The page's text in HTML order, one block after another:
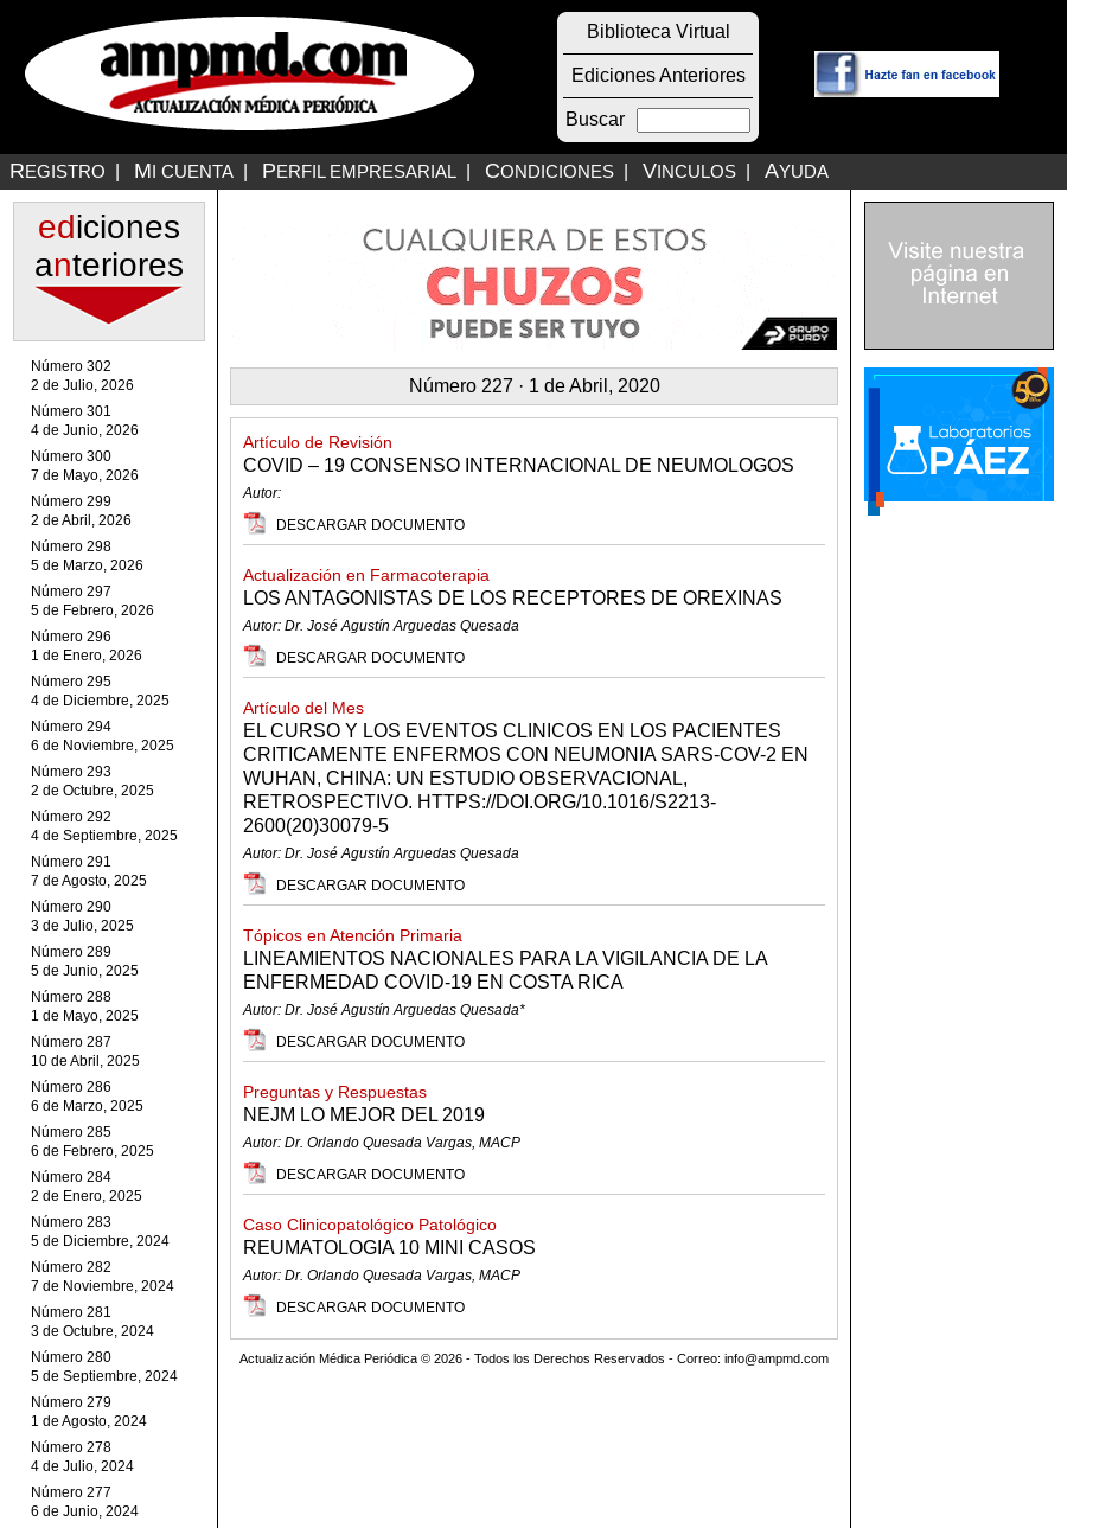
Biblioteca Virtual
Ediciones Anteriores
Buscar
REGISTRO MI CUENTA PERFIL EMPRESARIAL CONDICIONES VINCULOS AYUDA
ediciones
anteriores
Número 302
2 de Julio, 2026
Número 301
4 de Junio, 2026
Número 300
7 de Mayo, 2026
Número 299
2 de Abril, 2026
Número 298
5 de Marzo, 2026
Número 297
5 de Febrero, 2026
Número 296
1 de Enero, 2026
Número 295
4 de Diciembre, 2025
Número 294
6 de Noviembre, 2025
Número 293
2 de Octubre, 2025
Número 292
4 de Septiembre, 2025
Número 291
7 de Agosto, 2025
Número 290
3 de Julio, 2025
Número 289
5 de Junio, 2025
Número 288
1 de Mayo, 2025
Número 287
10 de Abril, 2025
Número 286
6 de Marzo, 2025
Número 285
6 de Febrero, 2025
Número 284
2 de Enero, 2025
Número 283
5 de Diciembre, 2024
Número 282
7 de Noviembre, 2024
Número 281
3 de Octubre, 2024
Número 280
5 de Septiembre, 2024
Número 279
1 de Agosto, 2024
Número 278
4 de Julio, 2024
Número 277
6 de Junio, 2024
Número 227 · 1 de Abril, 2020
Artículo de Revisión
COVID – 19 CONSENSO INTERNACIONAL DE NEUMOLOGOS
Autor:
DESCARGAR DOCUMENTO
Actualización en Farmacoterapia
LOS ANTAGONISTAS DE LOS RECEPTORES DE OREXINAS
Autor: Dr. José Agustín Arguedas Quesada
DESCARGAR DOCUMENTO
Artículo del Mes
EL CURSO Y LOS EVENTOS CLINICOS EN LOS PACIENTES
CRITICAMENTE ENFERMOS CON NEUMONIA SARS-COV-2 EN
WUHAN, CHINA: UN ESTUDIO OBSERVACIONAL,
RETROSPECTIVO. HTTPS://DOI.ORG/10.1016/S2213-
2600(20)30079-5
Autor: Dr. José Agustín Arguedas Quesada
DESCARGAR DOCUMENTO
Tópicos en Atención Primaria
LINEAMIENTOS NACIONALES PARA LA VIGILANCIA DE LA
ENFERMEDAD COVID-19 EN COSTA RICA
Autor: Dr. José Agustín Arguedas Quesada*
DESCARGAR DOCUMENTO
Preguntas y Respuestas
NEJM LO MEJOR DEL 2019
Autor: Dr. Orlando Quesada Vargas, MACP
DESCARGAR DOCUMENTO
Caso Clinicopatológico Patológico
REUMATOLOGIA 10 MINI CASOS
Autor: Dr. Orlando Quesada Vargas, MACP
DESCARGAR DOCUMENTO
Actualización Médica Periódica © 2026 - Todos los Derechos Reservados - Correo: info@ampmd.com